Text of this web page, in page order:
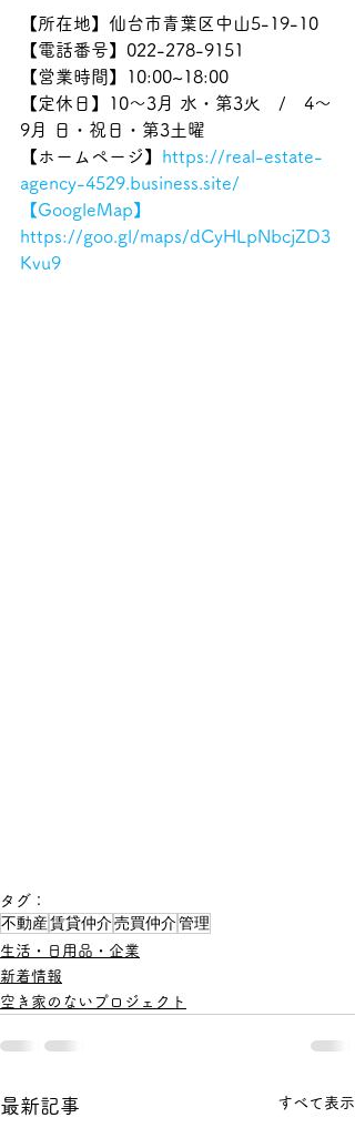
【所在地】仙台市青葉区中山5-19-10
【電話番号】022-278-9151
【営業時間】10:00~18:00
【定休日】10～3月 水・第3火　/　4～
9月 日・祝日・第3土曜
【ホームページ】
https://real-estate-
agency-4529.business.site/
【GoogleMap】
https://goo.gl/maps/dCyHLpNbcjZD3
Kvu9
タグ：
不動産賃貸仲介売買仲介管理
生活・日用品・企業
新着情報
空き家のないプロジェクト
最新記事 すべて表示